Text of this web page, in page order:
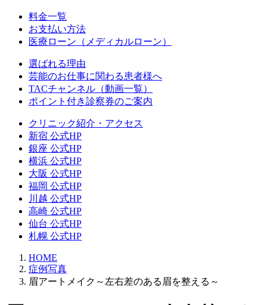
料金一覧
お支払い方法
医療ローン（メディカルローン）
選ばれる理由
芸能のお仕事に関わる患者様へ
TACチャンネル（動画一覧）
ポイント付き診察券のご案内
クリニック紹介・アクセス
新宿 公式HP
銀座 公式HP
横浜 公式HP
大阪 公式HP
福岡 公式HP
川越 公式HP
高崎 公式HP
仙台 公式HP
札幌 公式HP
HOME
症例写真
眉アートメイク～左右差のある眉を整える～